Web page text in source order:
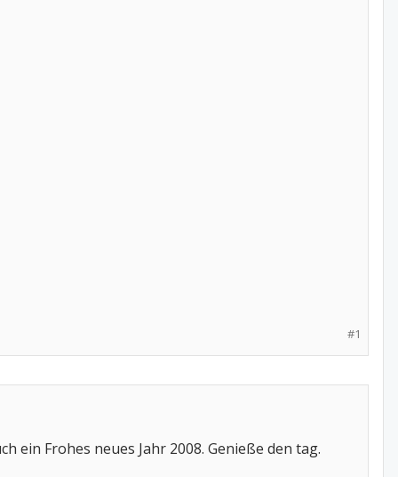
#1
ein Frohes neues Jahr 2008. Genieße den tag.